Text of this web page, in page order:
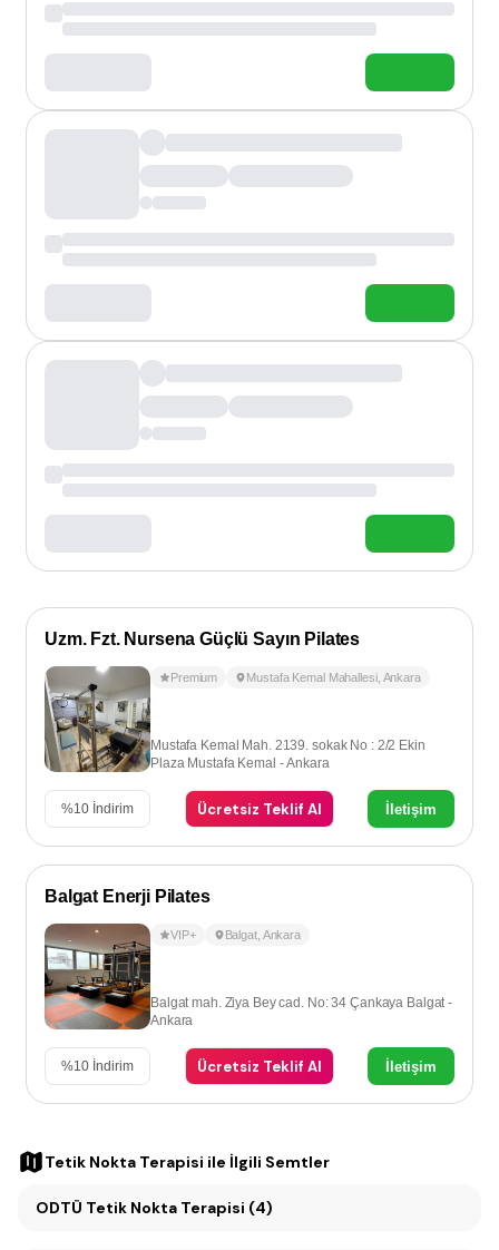
Uzm. Fzt. Nursena Güçlü Sayın Pilates
Premium Mustafa Kemal Mahallesi, Ankara
Mustafa Kemal Mah. 2139. sokak No : 2/2 Ekin
Plaza Mustafa Kemal - Ankara
%10 İndirim Ücretsiz Teklif Al İletişim
Balgat Enerji Pilates
VIP+ Balgat, Ankara
Balgat mah. Ziya Bey cad. No: 34 Çankaya Balgat -
Ankara
%10 İndirim Ücretsiz Teklif Al İletişim
Tetik Nokta Terapisi ile İlgili Semtler
ODTÜ Tetik Nokta Terapisi (4)